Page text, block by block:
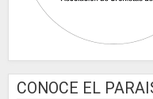
CONOCE EL